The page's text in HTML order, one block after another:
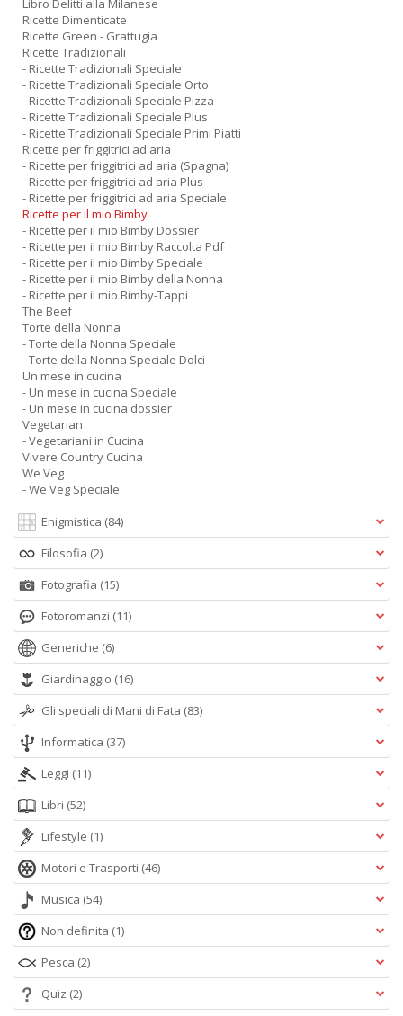
Libro Delitti alla Milanese
Ricette Dimenticate
Ricette Green - Grattugia
Ricette Tradizionali
- Ricette Tradizionali Speciale
- Ricette Tradizionali Speciale Orto
- Ricette Tradizionali Speciale Pizza
- Ricette Tradizionali Speciale Plus
- Ricette Tradizionali Speciale Primi Piatti
Ricette per friggitrici ad aria
- Ricette per friggitrici ad aria (Spagna)
- Ricette per friggitrici ad aria Plus
- Ricette per friggitrici ad aria Speciale
Ricette per il mio Bimby
- Ricette per il mio Bimby Dossier
- Ricette per il mio Bimby Raccolta Pdf
- Ricette per il mio Bimby Speciale
- Ricette per il mio Bimby della Nonna
- Ricette per il mio Bimby-Tappi
The Beef
Torte della Nonna
- Torte della Nonna Speciale
- Torte della Nonna Speciale Dolci
Un mese in cucina
- Un mese in cucina Speciale
- Un mese in cucina dossier
Vegetarian
- Vegetariani in Cucina
Vivere Country Cucina
We Veg
- We Veg Speciale
Enigmistica (84)
Filosofia (2)
Fotografia (15)
Fotoromanzi (11)
Generiche (6)
Giardinaggio (16)
Gli speciali di Mani di Fata (83)
Informatica (37)
Leggi (11)
Libri (52)
Lifestyle (1)
Motori e Trasporti (46)
Musica (54)
Non definita (1)
Pesca (2)
Quiz (2)